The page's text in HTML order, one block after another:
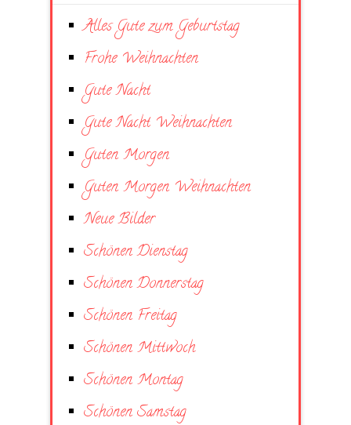
Alles Gute zum Geburtstag
Frohe Weihnachten
Gute Nacht
Gute Nacht Weihnachten
Guten Morgen
Guten Morgen Weihnachten
Neue Bilder
Schönen Dienstag
Schönen Donnerstag
Schönen Freitag
Schönen Mittwoch
Schönen Montag
Schönen Samstag